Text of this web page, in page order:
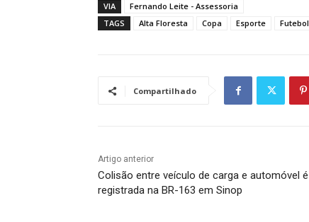
VIA
Fernando Leite - Assessoria
TAGS
Alta Floresta Copa Esporte Futebol
Compartilhado
Artigo anterior
Colisão entre veículo de carga e automóvel é
registrada na BR-163 em Sinop